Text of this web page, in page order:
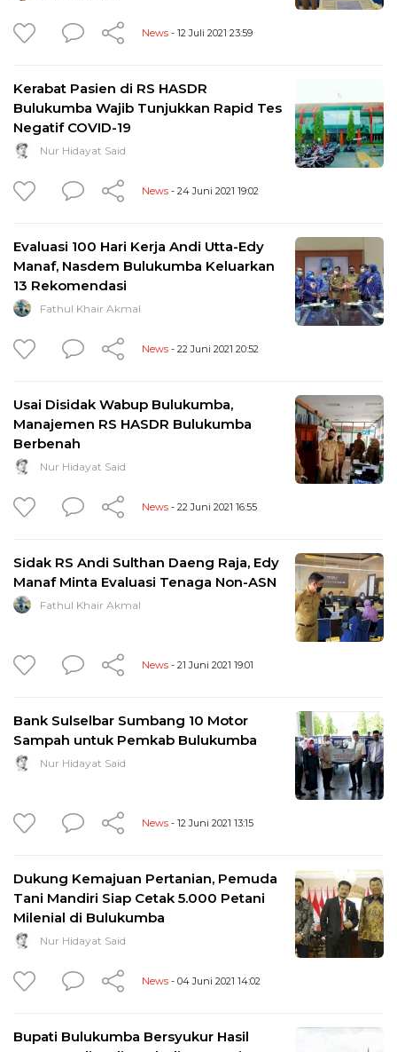
News - 12 Juli 2021 23:59
Kerabat Pasien di RS HASDR
Bulukumba Wajib Tunjukkan Rapid Tes
Negatif COVID-19
Nur Hidayat Said
News - 24 Juni 2021 19:02
Evaluasi 100 Hari Kerja Andi Utta-Edy
Manaf, Nasdem Bulukumba Keluarkan
13 Rekomendasi
Fathul Khair Akmal
News - 22 Juni 2021 20:52
Usai Disidak Wabup Bulukumba,
Manajemen RS HASDR Bulukumba
Berbenah
Nur Hidayat Said
News - 22 Juni 2021 16:55
Sidak RS Andi Sulthan Daeng Raja, Edy
Manaf Minta Evaluasi Tenaga Non-ASN
Fathul Khair Akmal
News - 21 Juni 2021 19:01
Bank Sulselbar Sumbang 10 Motor
Sampah untuk Pemkab Bulukumba
Nur Hidayat Said
News - 12 Juni 2021 13:15
Dukung Kemajuan Pertanian, Pemuda
Tani Mandiri Siap Cetak 5.000 Petani
Milenial di Bulukumba
Nur Hidayat Said
News - 04 Juni 2021 14:02
Bupati Bulukumba Bersyukur Hasil